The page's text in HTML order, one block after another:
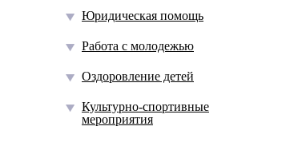
Юридическая помощь
Работа с молодежью
Оздоровление детей
Культурно-спортивные
мероприятия